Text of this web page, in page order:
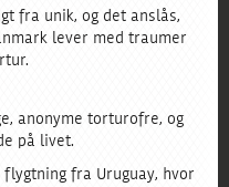
fra unik, og det anslås,
lever med traumer
anonyme torturofre, og
på livet.
fra Uruguay, hvor